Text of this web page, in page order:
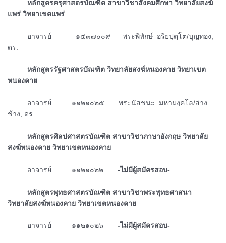
ᅠᅠᅠหลักสูตรครุศาสตรบัณฑิต สาขาวิชาสังคมศึกษา วิทยาลัยสงฆ์
แพร่ วิทยาเขตแพร่
ᅠᅠᅠอาจารย์ ๑๔๓๗๐๐๙ พระพิทักษ์ อริยปุตฺโต/บุญทอง,
ดร.
ᅠᅠᅠหลักสูตรรัฐศาสตรบัณฑิต วิทยาลัยสงฆ์หนองคาย วิทยาเขต
หนองคาย
ᅠᅠᅠอาจารย์ ๑๑๒๑๐๒๕ พระนัสชนะ มหามงฺคโล/ส่าง
ช้าง, ดร.
ᅠᅠᅠหลักสูตรศิลปศาสตรบัณฑิต สาขาวิชาภาษาอังกฤษ วิทยาลัย
สงฆ์หนองคาย วิทยาเขตหนองคาย
ᅠᅠᅠอาจารย์ ๑๑๒๑๐๒๒ -ไม่มีผู้สมัครสอบ-
ᅠᅠᅠหลักสูตรพุทธศาสตรบัณฑิต สาขาวิชาพระพุทธศาสนา
วิทยาลัยสงฆ์หนองคาย วิทยาเขตหนองคาย
ᅠᅠᅠอาจารย์ ๑๑๒๑๐๒๖ -ไม่มีผู้สมัครสอบ-